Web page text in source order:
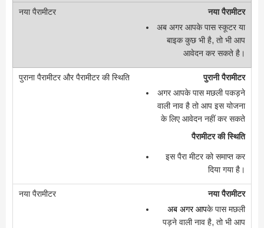
नया पैरामीटर
अब अगर आपके पास स्कूटर या
बाइक कुछ भी है, तो भी आप
आवेदन कर सकते है।
पुरानी पैरामीटर
अगर आपके पास मछली पकड़ने
वाली नाव है तो आप इस योजना
के लिए आवेदन नहीं कर सकते
पैरामीटर की स्थिति
इस पैरा मीटर को समाप्त कर
दिया गया है।
नया पैरामीटर
अब अगर आपके पास मछली
पड़ने वाली नाव है, तो भी आप